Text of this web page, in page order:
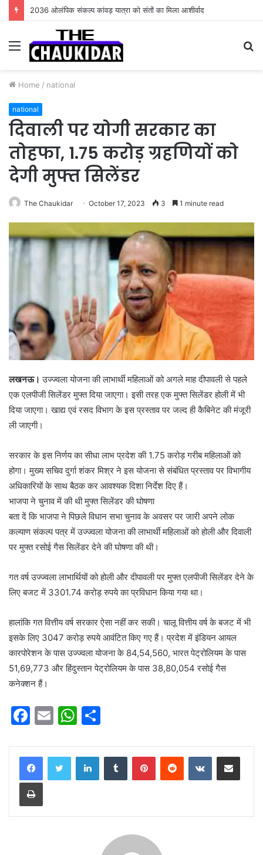
2036 ओलंपिक संकल्प कांवड़ यात्रा को संतों का मिला आशीर्वाद
Menu
Home / national
national
दिवाली पर योगी सरकार का
तोहफा, 1.75 करोड़ ग्रहणियों को
देगी मुफ्त सिलेंडर
The Chaukidar October 17, 2023 3 1 minute read
लखनऊ। उज्ज्वला योजना की लाभार्थी महिलाओं को अगले माह दीपावली से पहले
एक एलपीजी सिलेंडर मुफ्त दिया जाएगा। इसी तरह एक मुफ्त सिलेंडर होली में भी
दिया जाएगा। खाद्य एवं रसद विभाग के इस प्रस्ताव पर जल्द ही कैबिनेट की मंजूरी
ली जाएगी।
सरकार के इस निर्णय का सीधा लाभ प्रदेश की 1.75 करोड़ गरीब महिलाओं को
होगा। मुख्य सचिव दुर्गा शंकर मिश्र ने इस योजना से संबंधित प्रस्ताव पर विभागीय
अधिकारियों के साथ बैठक कर आवश्यक दिशा निर्देश दिए हैं।
भाजपा ने चुनाव में की थी मुफ्त सिलेंडर की घोषणा
बता दें कि भाजपा ने पिछले विधान सभा चुनाव के अवसर पर जारी अपने लोक
कल्याण संकल्प पत्र में उज्ज्वला योजना की लाभार्थी महिलाओं को होली और दिवाली
पर मुफ्त रसोई गैस सिलेंडर देने की घोषणा की थी।
गत वर्ष उज्ज्वला लाभार्थियों को होली और दीपावली पर मुफ्त एलपीजी सिलेंडर देने के
लिए बजट में 3301.74 करोड़ रुपये का प्रविधान किया गया था।
हालांकि गत वित्तीय वर्ष सरकार ऐसा नहीं कर सकी। चालू वित्तीय वर्ष के बजट में भी
इसके लिए 3047 करोड़ रुपये आवंटित किए गए हैं। प्रदेश में इंडियन आयल
कारपोरेशन के पास उज्ज्वला योजना के 84,54,560, भारत पेट्रोलियम के पास
51,69,773 और हिंदुस्तान पेट्रोलियम के पास 38,80,054 रसोई गैस
कनेक्शन हैं।
F
c
e
b
o
E
ai
l
W
at
s
ar